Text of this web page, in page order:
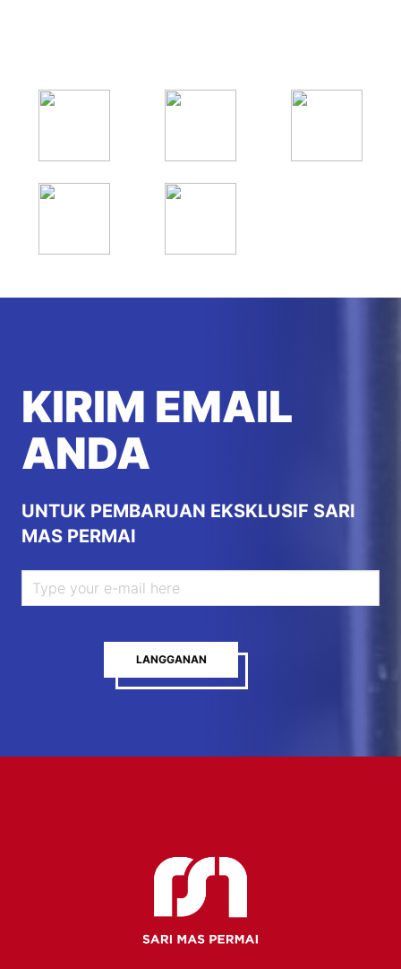
KIRIM EMAIL
ANDA
UNTUK PEMBARUAN EKSKLUSIF SARI
MAS PERMAI
LANGGANAN